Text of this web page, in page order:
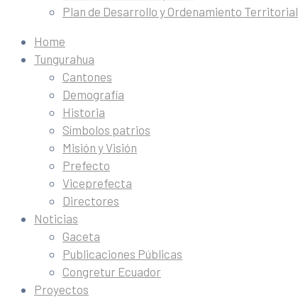
Plan de Desarrollo y Ordenamiento Territorial
Home
Tungurahua
Cantones
Demografía
Historia
Símbolos patrios
Misión y Visión
Prefecto
Viceprefecta
Directores
Noticias
Gaceta
Publicaciones Públicas
Congretur Ecuador
Proyectos